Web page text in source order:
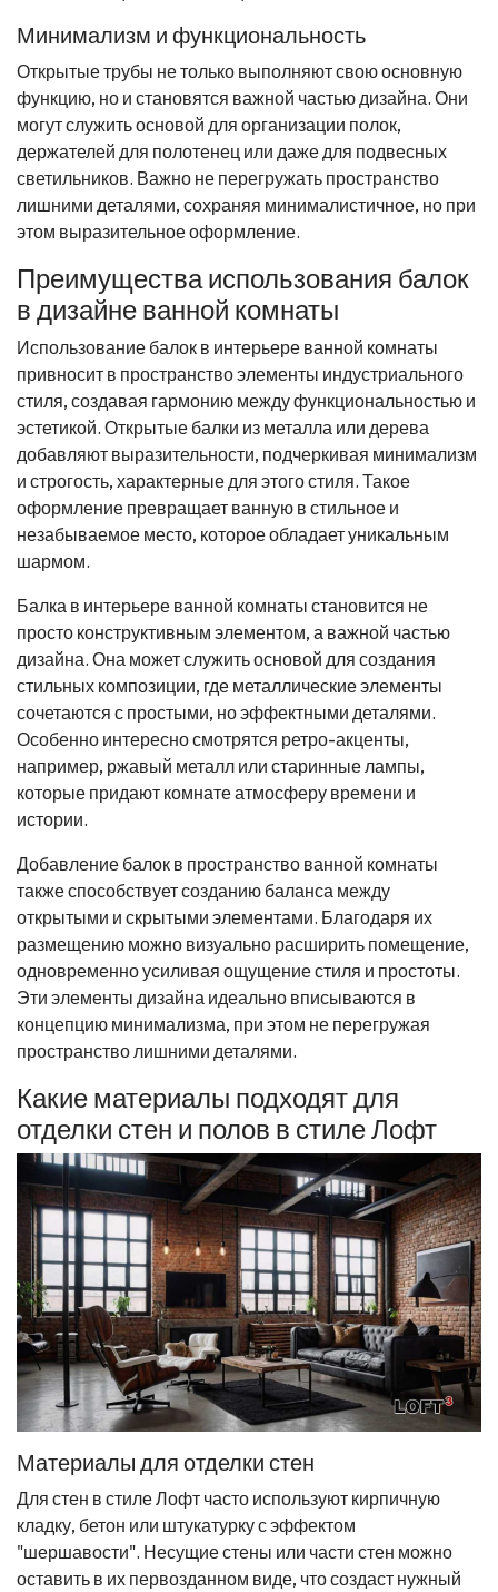
Минимализм и функциональность
Открытые трубы не только выполняют свою основную
функцию, но и становятся важной частью дизайна. Они
могут служить основой для организации полок,
держателей для полотенец или даже для подвесных
светильников. Важно не перегружать пространство
лишними деталями, сохраняя минималистичное, но при
этом выразительное оформление.
Преимущества использования балок
в дизайне ванной комнаты
Использование балок в интерьере ванной комнаты
привносит в пространство элементы индустриального
стиля, создавая гармонию между функциональностью и
эстетикой. Открытые балки из металла или дерева
добавляют выразительности, подчеркивая минимализм
и строгость, характерные для этого стиля. Такое
оформление превращает ванную в стильное и
незабываемое место, которое обладает уникальным
шармом.
Балка в интерьере ванной комнаты становится не
просто конструктивным элементом, а важной частью
дизайна. Она может служить основой для создания
стильных композиции, где металлические элементы
сочетаются с простыми, но эффектными деталями.
Особенно интересно смотрятся ретро-акценты,
например, ржавый металл или старинные лампы,
которые придают комнате атмосферу времени и
истории.
Добавление балок в пространство ванной комнаты
также способствует созданию баланса между
открытыми и скрытыми элементами. Благодаря их
размещению можно визуально расширить помещение,
одновременно усиливая ощущение стиля и простоты.
Эти элементы дизайна идеально вписываются в
концепцию минимализма, при этом не перегружая
пространство лишними деталями.
Какие материалы подходят для
отделки стен и полов в стиле Лофт
Материалы для отделки стен
Для стен в стиле Лофт часто используют кирпичную
кладку, бетон или штукатурку с эффектом
"шершавости". Несущие стены или части стен можно
оставить в их первозданном виде, что создаст нужный